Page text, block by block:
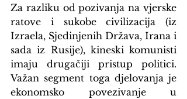
Za razliku od pozivanja na vjerske
ratove i sukobe civilizacija (iz
Izraela, Sjedinjenih Država, Irana i
sada iz Rusije), kineski komunisti
imaju drugačiji pristup politici.
Važan segment toga djelovanja je
ekonomsko povezivanje u